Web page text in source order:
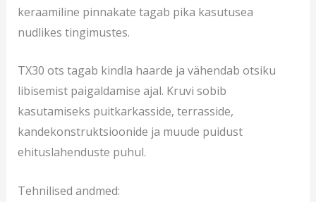
keraamiline pinnakate tagab pika kasutusea
nudlikes tingimustes.
TX30 ots tagab kindla haarde ja vähendab otsiku
libisemist paigaldamise ajal. Kruvi sobib
kasutamiseks puitkarkasside, terrasside,
kandekonstruktsioonide ja muude puidust
ehituslahenduste puhul.
Tehnilised andmed: